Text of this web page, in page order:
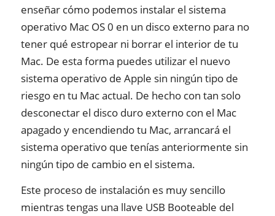
enseñar cómo podemos instalar el sistema
operativo Mac OS 0 en un disco externo para no
tener qué estropear ni borrar el interior de tu
Mac. De esta forma puedes utilizar el nuevo
sistema operativo de Apple sin ningún tipo de
riesgo en tu Mac actual. De hecho con tan solo
desconectar el disco duro externo con el Mac
apagado y encendiendo tu Mac, arrancará el
sistema operativo que tenías anteriormente sin
ningún tipo de cambio en el sistema.
Este proceso de instalación es muy sencillo
mientras tengas una llave USB Booteable del